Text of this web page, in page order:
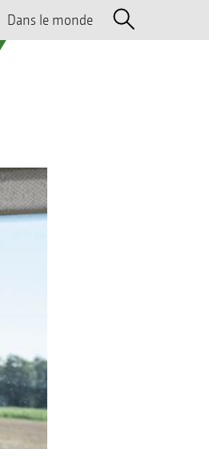
Dans le monde